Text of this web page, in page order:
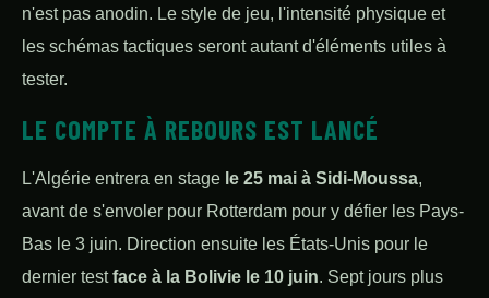
n'est pas anodin. Le style de jeu, l'intensité physique et
les schémas tactiques seront autant d'éléments utiles à
tester.
LE COMPTE À REBOURS EST LANCÉ
L'Algérie entrera en stage le 25 mai à Sidi-Moussa,
avant de s'envoler pour Rotterdam pour y défier les Pays-
Bas le 3 juin. Direction ensuite les États-Unis pour le
dernier testface à la Bolivie le 10 juin. Sept jours plus